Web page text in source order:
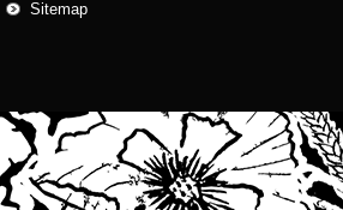
Sitemap